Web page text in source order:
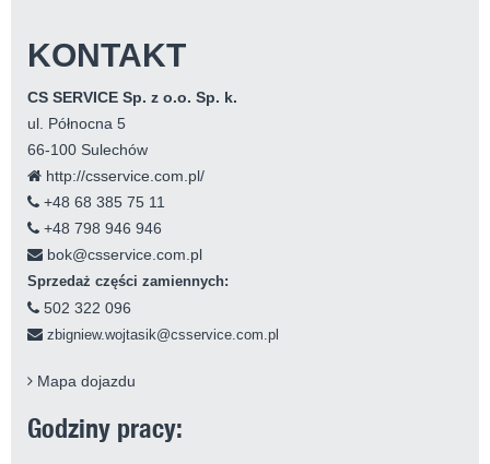
KONTAKT
CS SERVICE Sp. z o.o. Sp. k.
ul. Północna 5
66-100 Sulechów
http://csservice.com.pl/
+48 68 385 75 11
+48 798 946 946
bok@csservice.com.pl
Sprzedaż części zamiennych:
502 322 096
zbigniew.wojtasik@csservice.com.pl
Mapa dojazdu
Godziny pracy: